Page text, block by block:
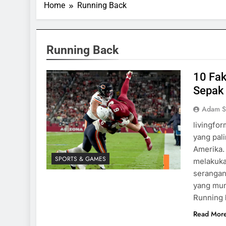
Home Running Back
Running Back
SPORTS & GAMES
10
Adam
yang
yang
Read
SPORTS & GAMES